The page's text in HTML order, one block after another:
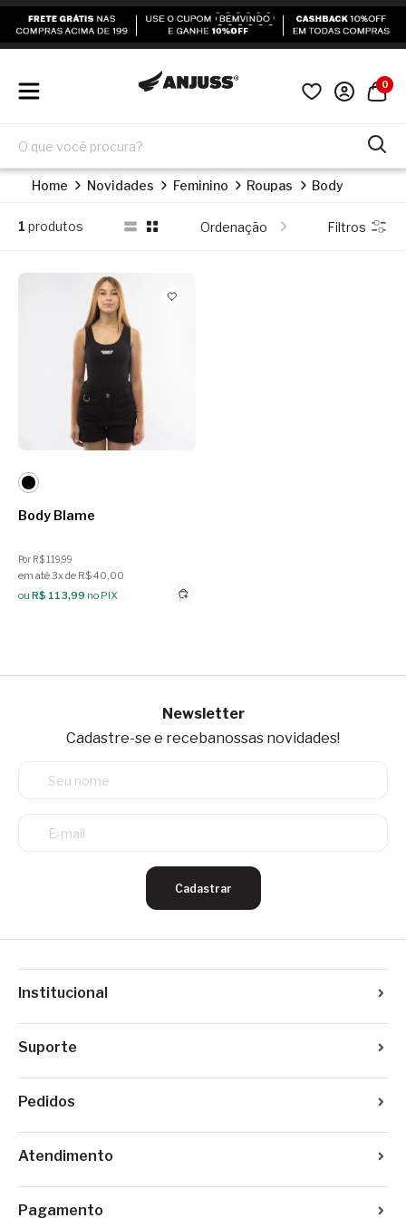
0
Home Novidades Feminino Roupas Body
1 produtos Ordenação Filtros
Body Blame
Por R$ 119,99
em até 3x de R$ 40,00
ou R$ 113,99 no PIX
Newsletter
Cadastre-se e recebanossas novidades!
Cadastrar
Institucional
Suporte
Pedidos
Atendimento
Pagamento